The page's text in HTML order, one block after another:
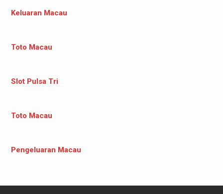
Keluaran Macau
Toto Macau
Slot Pulsa Tri
Toto Macau
Pengeluaran Macau